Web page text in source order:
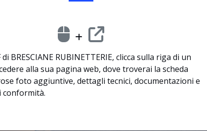
BRESCIANE RUBINETTERIE, clicca sulla riga di un
alla sua pagina web, dove troverai la scheda
foto aggiuntive, dettagli tecnici, documentazioni e
conformità.